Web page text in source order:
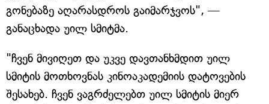
გონებაზე აღარასდროს გაიმარჯვოს", —
განაცხადა უილ სმიტმა.
"ჩვენ მივიღეთ და უკვე დავთანხმდით უილ
სმიტის მოთხოვნას კინოაკადემიის დატოვების
შესახებ. ჩვენ ვაგრძელებთ უილ სმიტის მიერ